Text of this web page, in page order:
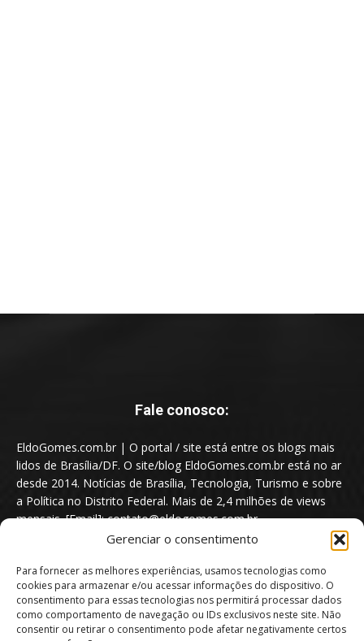
Gerenciar o consentimento
Para fornecer as melhores experiências, usamos tecnologias como
cookies para armazenar e/ou acessar informações do dispositivo. O
consentimento para essas tecnologias nos permitirá processar dados
como comportamento de navegação ou IDs exclusivos neste site. Não
consentir ou retirar o consentimento pode afetar negativamente certos
Fale conosco:
EldoGomes.com.br | O portal / site está entre os blogs mais
lidos de Brasília/DF. O site/blog EldoGomes.com.br está no ar
desde 2014. Notícias de Brasília, Tecnologia, Turismo e sobre
a Política no Distrito Federal. Mais de 2,4 milhões de views
mensais. [Email]: contato@eldogomes.com.br